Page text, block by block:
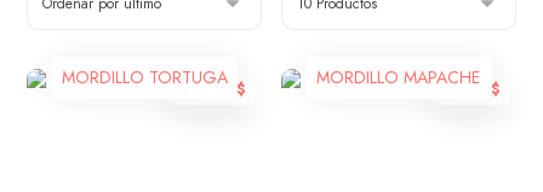
MORDILLO TORTUGA
10.000 $ MORDILLO MAPACHE
9.900 $